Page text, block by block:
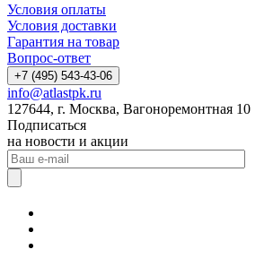
Условия оплаты
Условия доставки
Гарантия на товар
Вопрос-ответ
+7 (495) 543-43-06
info@atlastpk.ru
127644, г. Москва, Вагоноремонтная 10
Подписаться
на новости и акции